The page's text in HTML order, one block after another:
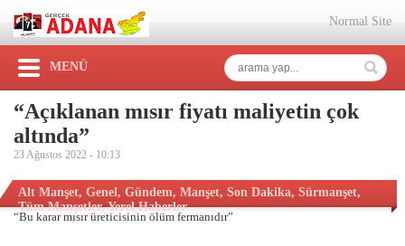
Normal Site
MENÜ
“Açıklanan mısır fiyatı maliyetin çok
altında”
23 Ağustos 2022 - 10:13
Alt Manşet, Genel, Gündem, Manşet, Son Dakika, Sürmanşet,
Tüm Manşetler,Yerel Haberler
“Bu karar mısır üreticisinin ölüm fermanıdır”